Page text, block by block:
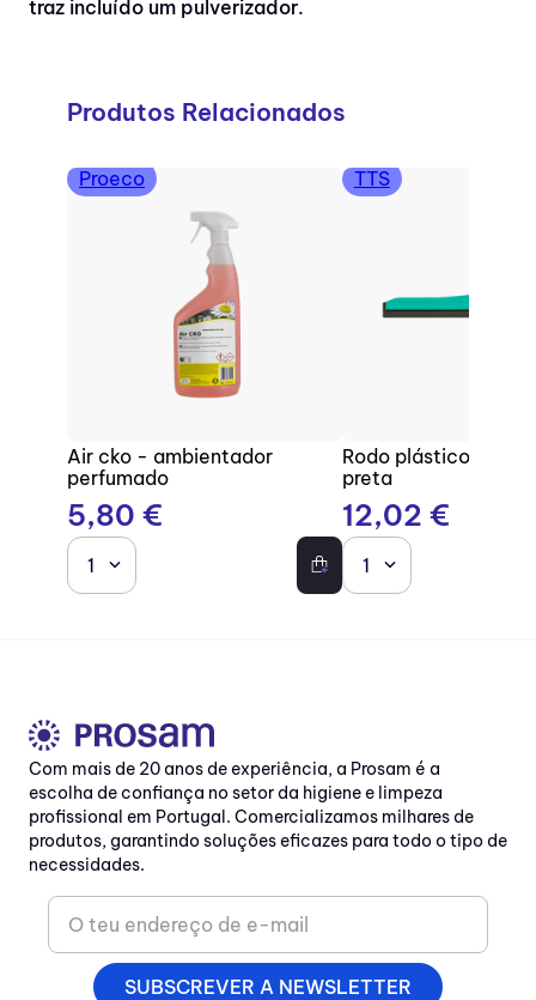
traz incluído um pulverizador.
Produtos Relacionados
Proeco
Air cko - ambientador
perfumado
5,80 €
1
TTS
Rodo plástico com
preta
12,02 €
1
Com mais de 20 anos de experiência, a Prosam é a
escolha de confiança no setor da higiene e limpeza
profissional em Portugal. Comercializamos milhares de
produtos, garantindo soluções eficazes para todo o tipo de
necessidades.
SUBSCREVER A NEWSLETTER